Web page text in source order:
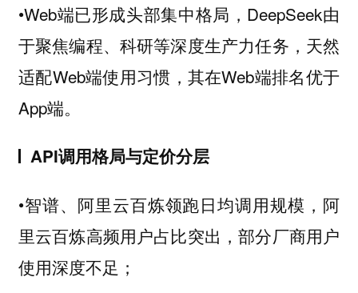
•Web端已形成头部集中格局，DeepSeek由
于聚焦编程、科研等深度生产力任务，天然
适配Web端使用习惯，其在Web端排名优于
App端。
API调用格局与定价分层
•智谱、阿里云百炼领跑日均调用规模，阿
里云百炼高频用户占比突出，部分厂商用户
使用深度不足；